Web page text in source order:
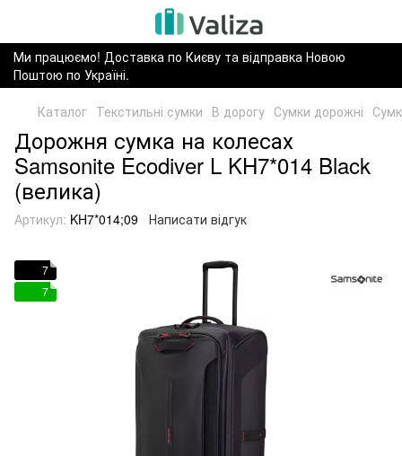
Ми працюємо! Доставка по Києву та відправка Новою
Поштою по Україні.
Каталог Текстильні сумки В дорогу Сумки дорожні
Дорожня сумка на колесах
Samsonite Ecodiver L KH7*014 Black
(велика)
Артикул: KH7*014;09 Написати відгук
7
7